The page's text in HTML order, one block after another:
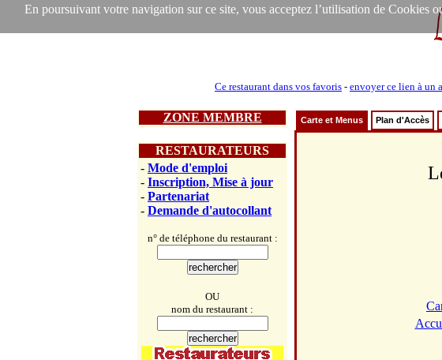
En poursuivant votre navigation sur ce site, vous acceptez l’utilisation de Cookies
Ce restaurant dans vos favoris - envoyer ce lien à un
ZONE MEMBRE
RESTAURATEURS
- Mode d'emploi
- Inscription, Mise à jour
- Partenariat
- Demande d'autocollant
n° de téléphone du restaurant :
OU
nom du restaurant :
Carte et Menus Plan d'Accès